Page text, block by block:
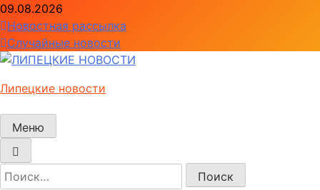
Перейти
к
содержимому
09.08.2026
Новостная рассылка
Случайные новости
Липецкие новости
Меню
Найти: